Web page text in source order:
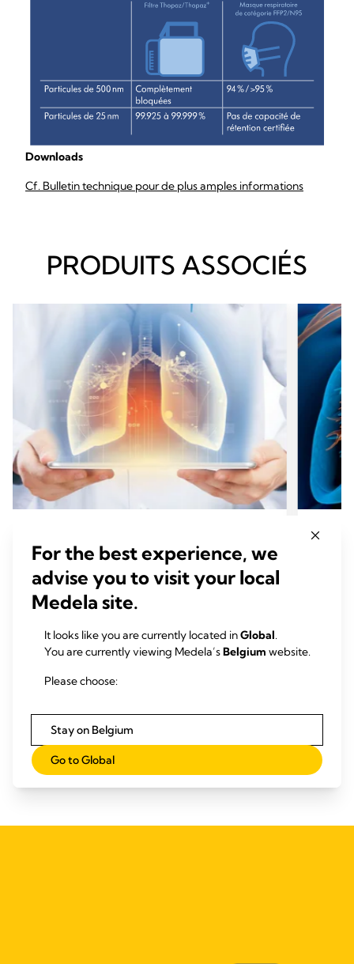
Downloads
Cf. Bulletin technique pour de plus amples informations
PRODUITS ASSOCIÉS
DRAINAGE THORACIQUE
Thopaz+ drainage thoracique avec
système de surveillance
Thopaz+permet aux professionnels de santé
de prendre des décisions éclairées basées sur
des données précises de drainage.
En savoir plus
For the best experience, we
advise you to visit your local
Medela site.
It looks like you are currently located inGlobal.
You are currently viewing Medela’sBelgium website.
Please choose:
Stay on Belgium
Go to Global